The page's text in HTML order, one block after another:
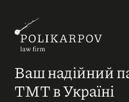
Ваш надійний
ТМТ в Україні